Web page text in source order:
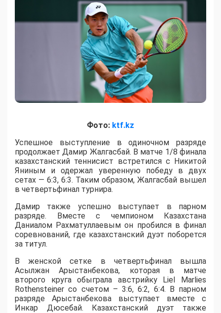
Фото: ktf.kz
Успешное выступление в одиночном разряде
продолжает Дамир Жалгасбай. В матче 1/8 финала
казахстанский теннисист встретился с Никитой
Яниным и одержал уверенную победу в двух
сетах — 6:3, 6:3. Таким образом, Жалгасбай вышел
в четвертьфинал турнира.
Дамир также успешно выступает в парном
разряде. Вместе с чемпионом Казахстана
Даниалом Рахматуллаевым он пробился в финал
соревнований, где казахстанский дуэт поборется
за титул.
В женской сетке в четвертьфинал вышла
Асылжан Арыстанбекова, которая в матче
второго круга обыграла австрийку Liel Marlies
Rothensteiner со счетом – 3:6, 6:2, 6:4. В парном
разряде Арыстанбекова выступает вместе с
Инкар Дюсебай. Казахстанский дуэт также